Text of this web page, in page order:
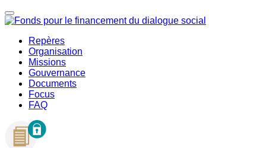
Repères
Organisation
Missions
Gouvernance
Documents
Focus
FAQ